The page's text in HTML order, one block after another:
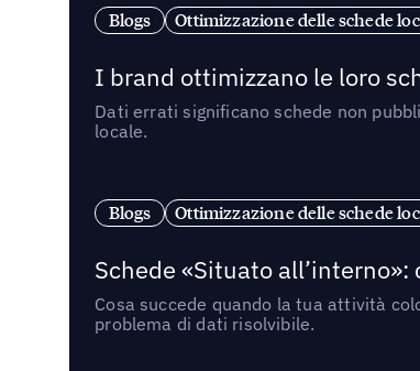
Blogs Ottimizzazione delle schede
I brand ottimizzano le loro
Dati errati significano schede non
locale.
Blogs Ottimizzazione delle schede
Schede «Situato
Cosa succede quando la tua attività
problema di dati risolvibile.